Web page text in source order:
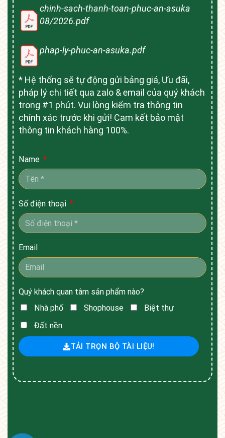
chinh-sach-thanh-toan-phuc-an-asuka
08/2026.pdf
phap-ly-phuc-an-asuka.pdf
* Hệ thống sẽ tự động gửi bảng giá, Ưu đãi,
pháp lý chi tiết qua zalo & email của quý khách
trong #1 phút. Vui lòng kiểm tra thông tin
chính xác trước khi gửi! Cam kết bảo mật
thông tin khách hàng 100%.
Name
Số điện thoại
Email
Quý khách quan tâm sản phẩm nào?
Nhà phố
Shophouse
Biệt thự
Đất nền
TẢI TRỌN BỘ TÀI LIỆU!